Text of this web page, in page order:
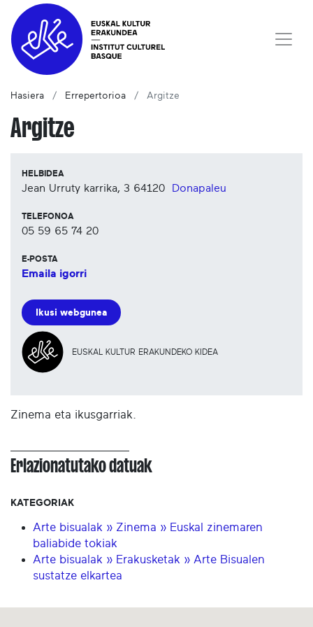
Hasiera Errepertorioa Argitze
Argitze
HELBIDEA
Jean Urruty karrika, 3 64120 Donapaleu
TELEFONOA
05 59 65 74 20
E-POSTA
Emaila igorri
Ikusi webgunea
EUSKAL KULTUR ERAKUNDEKO KIDEA
Zinema eta ikusgarriak.
Erlazionatutako datuak
KATEGORIAK
Arte bisualak » Zinema » Euskal zinemaren
baliabide tokiak
Arte bisualak » Erakusketak » Arte Bisualen
sustatze elkartea